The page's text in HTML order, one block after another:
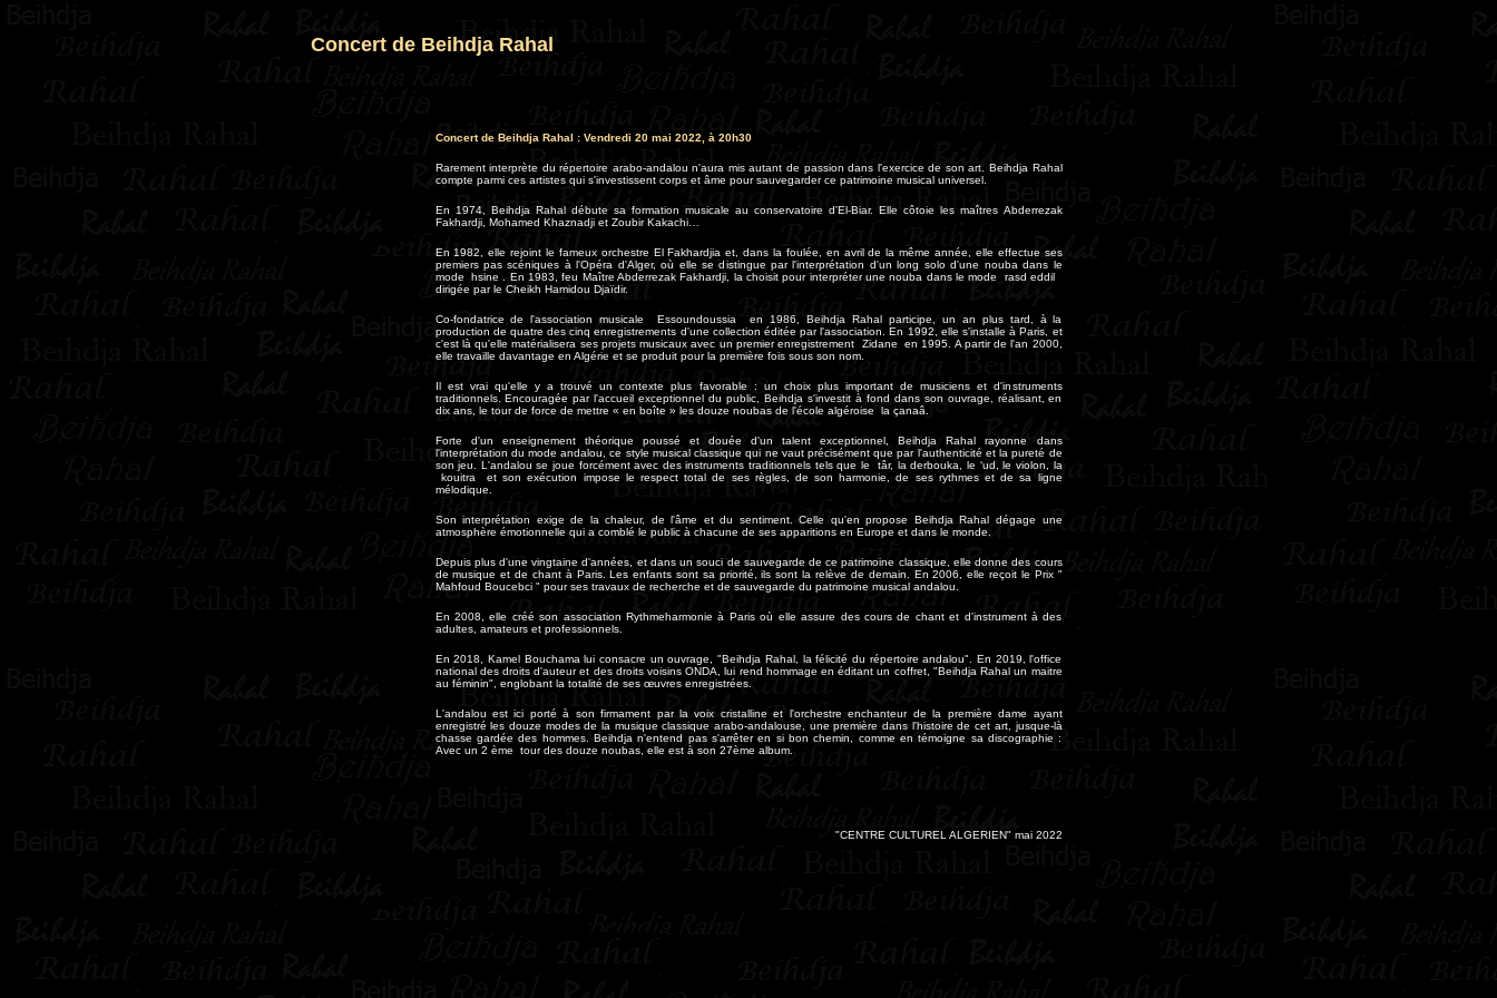
Concert de Beihdja Rahal
Concert de Beihdja Rahal : Vendredi 20 mai 2022, à 20h30
Rarement interprète du répertoire arabo-andalou n'aura mis autant de passion dans l'exercice de son art. Beihdja Rahal
compte parmi ces artistes qui s'investissent corps et âme pour sauvegarder ce patrimoine musical universel.
En 1974, Beihdja Rahal débute sa formation musicale au conservatoire d'El-Biar. Elle côtoie les maîtres Abderrezak
Fakhardji, Mohamed Khaznadji et Zoubir Kakachi…
En 1982, elle rejoint le fameux orchestre El Fakhardjia et, dans la foulée, en avril de la même année, elle effectue ses
premiers pas scéniques à l'Opéra d'Alger, où elle se distingue par l'interprétation d'un long solo d'une nouba dans le
mode hsine . En 1983, feu Maître Abderrezak Fakhardji, la choisit pour interpréter une nouba dans le mode rasd eddil
dirigée par le Cheikh Hamidou Djaïdir.
Co-fondatrice de l'association musicale Essoundoussia en 1986, Beihdja Rahal participe, un an plus tard, à la
production de quatre des cinq enregistrements d'une collection éditée par l'association. En 1992, elle s'installe à Paris, et
c'est là qu'elle matérialisera ses projets musicaux avec un premier enregistrement Zidane en 1995. A partir de l'an 2000,
elle travaille davantage en Algérie et se produit pour la première fois sous son nom.
Il est vrai qu'elle y a trouvé un contexte plus favorable : un choix plus important de musiciens et d'instruments
traditionnels. Encouragée par l'accueil exceptionnel du public, Beihdja s'investit à fond dans son ouvrage, réalisant, en
dix ans, le tour de force de mettre « en boîte » les douze noubas de l'école algéroise la çanaâ.
Forte d'un enseignement théorique poussé et douée d'un talent exceptionnel, Beihdja Rahal rayonne dans
l'interprétation du mode andalou, ce style musical classique qui ne vaut précisément que par l'authenticité et la pureté de
son jeu. L'andalou se joue forcément avec des instruments traditionnels tels que le târ, la derbouka, le ‘ud, le violon, la
kouitra et son exécution impose le respect total de ses règles, de son harmonie, de ses rythmes et de sa ligne
mélodique.
Son interprétation exige de la chaleur, de l'âme et du sentiment. Celle qu'en propose Beihdja Rahal dégage une
atmosphère émotionnelle qui a comblé le public à chacune de ses apparitions en Europe et dans le monde.
Depuis plus d'une vingtaine d'années, et dans un souci de sauvegarde de ce patrimoine classique, elle donne des cours
de musique et de chant à Paris. Les enfants sont sa priorité, ils sont la relève de demain. En 2006, elle reçoit le Prix "
Mahfoud Boucebci " pour ses travaux de recherche et de sauvegarde du patrimoine musical andalou.
En 2008, elle créé son association Rythmeharmonie à Paris où elle assure des cours de chant et d'instrument à des
adultes, amateurs et professionnels.
En 2018, Kamel Bouchama lui consacre un ouvrage, "Beihdja Rahal, la félicité du répertoire andalou". En 2019, l'office
national des droits d'auteur et des droits voisins ONDA, lui rend hommage en éditant un coffret, "Beihdja Rahal un maitre
au féminin", englobant la totalité de ses œuvres enregistrées.
L'andalou est ici porté à son firmament par la voix cristalline et l'orchestre enchanteur de la première dame ayant
enregistré les douze modes de la musique classique arabo-andalouse, une première dans l'histoire de cet art, jusque-là
chasse gardée des hommes. Beihdja n'entend pas s'arrêter en si bon chemin, comme en témoigne sa discographie :
Avec un 2 ème tour des douze noubas, elle est à son 27ème album.
"CENTRE CULTUREL ALGERIEN" mai 2022